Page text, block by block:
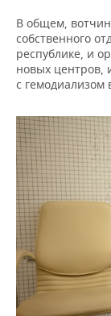
В общем,
собственного
республике, и
новых центров,
с гемодиализом